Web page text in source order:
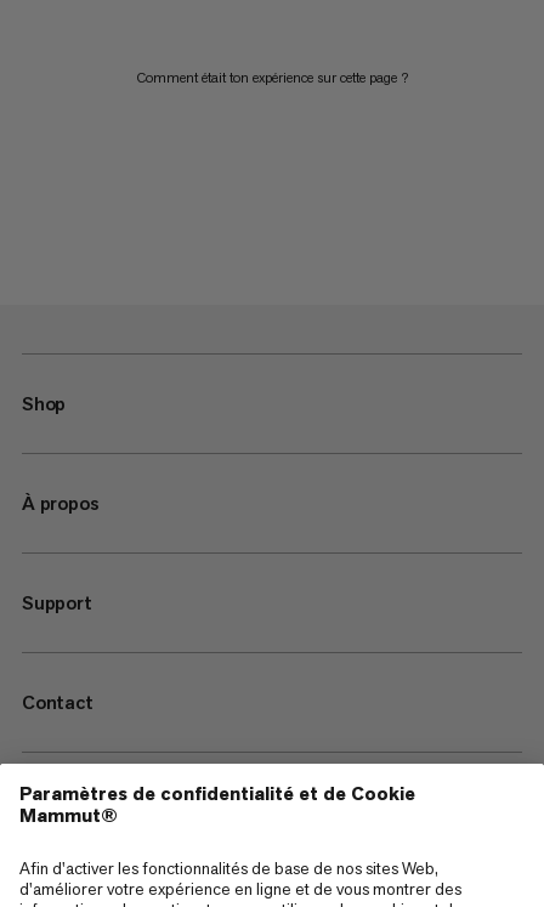
Comment était ton expérience sur cette page ?
Shop
À propos
Support
Contact